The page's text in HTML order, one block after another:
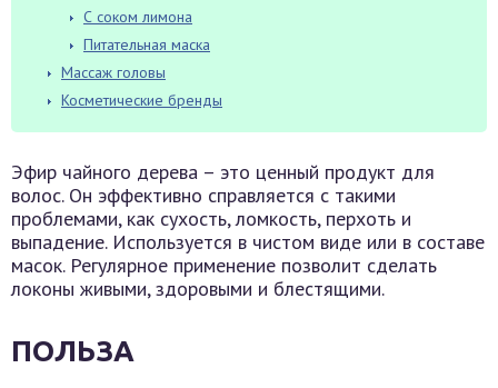
С соком лимона
Питательная маска
Массаж головы
Косметические бренды
Эфир чайного дерева – это ценный продукт для
волос. Он эффективно справляется с такими
проблемами, как сухость, ломкость, перхоть и
выпадение. Используется в чистом виде или в составе
масок. Регулярное применение позволит сделать
локоны живыми, здоровыми и блестящими.
ПОЛЬЗА